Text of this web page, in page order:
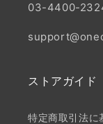
03-4400-
ストアガイド
特定商取引法に